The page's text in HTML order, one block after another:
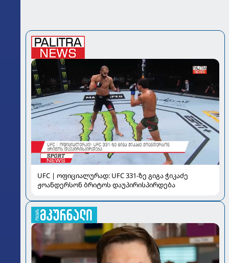
UFC | ოფიციალურად: UFC 331-ზე გიგა ჭიკაძე
ჟოანდერსონ ბრიტოს დაუპირისპირდება